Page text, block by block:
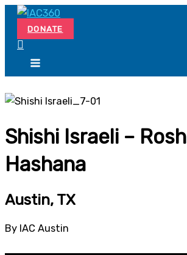
Skip
content
DONATE
Shishi Israeli – Rosh
Hashana
Austin, TX
By IAC Austin
Search...